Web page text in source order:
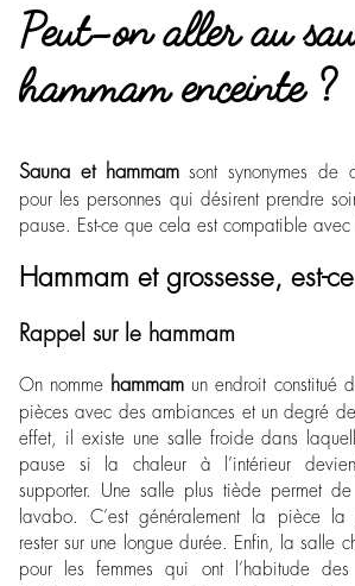
Peut-on aller au
hammam enceinte ?
Sauna et hammamsont synonymes de
pour les personnes qui désirent prendre
pause. Est-ce que cela est compatible avec
Hammam et grossesse, est-
Rappel sur le hammam
On nomme hammam un endroit constitué
pièces avec des ambiances et un degré
effet, il existe une salle froide dans
pause si la chaleur à l’intérieur
supporter. Une salle plus tiède permet
lavabo. C’est généralement la pièce
rester sur une longue durée. Enfin, la salle
pour les femmes qui ont l’habitude des